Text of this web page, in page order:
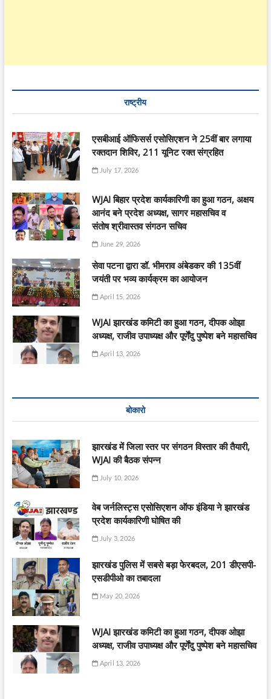
राष्ट्रीय
एसबीआई ऑफिसर्स एसोसिएशन ने 25वीं बार लगाया
रक्तदान शिविर, 211 यूनिट रक्त संग्रहित
July 17, 2026
WJAI बिहार प्रदेश कार्यकारिणी का हुआ गठन, अक्षय
आनंद बने प्रदेश अध्यक्ष, सागर महासचिव व
संतोष श्रीवास्तव संगठन सचिव
June 29, 2026
सेवा पटना द्वारा डॉ. भीमराव अंबेडकर की 135वीं
जयंती पर भव्य कार्यक्रम का आयोजन
April 15, 2026
WJAI झारखंड कमिटी का हुआ गठन, दीपक ओझा
अध्यक्ष, राजीव उपाध्यक्ष और पूर्णेंदु पुष्पेश बने महासचिव
April 13, 2026
बोकारो
झारखंड में जिला स्तर पर संगठन विस्तार की तैयारी,
WJAI की बैठक संपन्न
July 10, 2026
वेब जर्नलिस्ट्स एसोसिएशन ऑफ इंडिया ने झारखंड
प्रदेश कार्यकारिणी घोषित की
July 3, 2026
झारखंड पुलिस में सबसे बड़ा फेरबदल, 201 डीएसपी-
एसडीपीओ का तबादला
May 20, 2026
WJAI झारखंड कमिटी का हुआ गठन, दीपक ओझा
अध्यक्ष, राजीव उपाध्यक्ष और पूर्णेंदु पुष्पेश बने महासचिव
April 13, 2026